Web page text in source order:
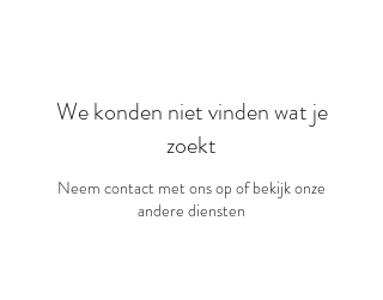
We konden niet vinden wat je
zoekt
Neem contact met ons op of bekijk onze
andere diensten